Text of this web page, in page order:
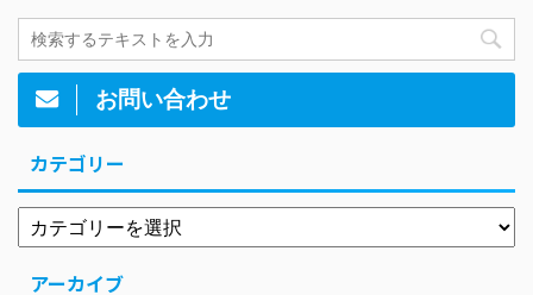
お問い合わせ
カテゴリー
アーカイブ